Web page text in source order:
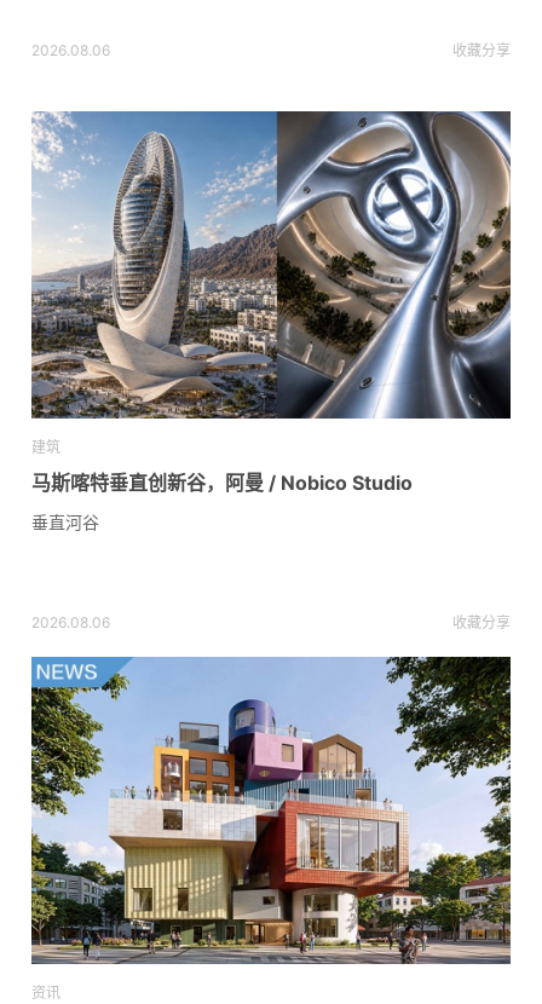
2026.08.06 收藏分享
建筑
马斯喀特垂直创新谷，阿曼 / Nobico Studio
垂直河谷
2026.08.06 收藏分享
资讯